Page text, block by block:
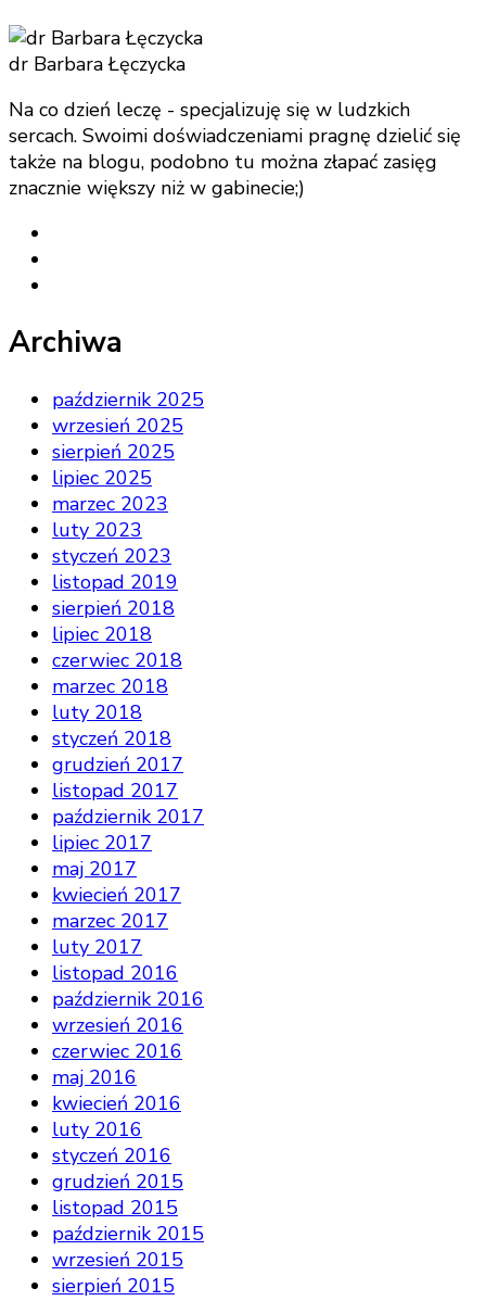
dr Barbara Łęczycka
Na co dzień leczę - specjalizuję się w ludzkich
sercach. Swoimi doświadczeniami pragnę dzielić się
także na blogu, podobno tu można złapać zasięg
znacznie większy niż w gabinecie;)
Archiwa
październik 2025
wrzesień 2025
sierpień 2025
lipiec 2025
marzec 2023
luty 2023
styczeń 2023
listopad 2019
sierpień 2018
lipiec 2018
czerwiec 2018
marzec 2018
luty 2018
styczeń 2018
grudzień 2017
listopad 2017
październik 2017
lipiec 2017
maj 2017
kwiecień 2017
marzec 2017
luty 2017
listopad 2016
październik 2016
wrzesień 2016
czerwiec 2016
maj 2016
kwiecień 2016
luty 2016
styczeń 2016
grudzień 2015
listopad 2015
październik 2015
wrzesień 2015
sierpień 2015